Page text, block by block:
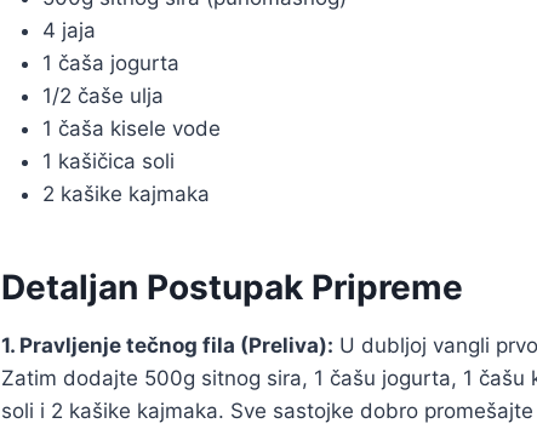
4 jaja
1 čaša jogurta
1/2 čaše ulja
1 čaša kisele vode
1 kašičica soli
2 kašike kajmaka
Detaljan Postupak Pripreme
1. Pravljenje tečnog fila (Preliva): U dubljoj vangli
Zatim dodajte 500g sitnog sira, 1 čašu jogurta, 1 čašu
soli i 2 kašike kajmaka. Sve sastojke dobro